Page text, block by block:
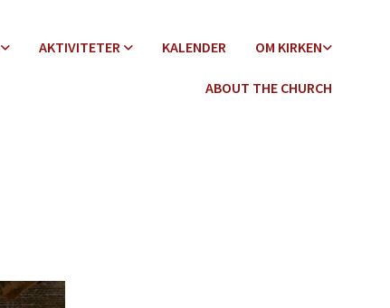
AKTIVITETER KALENDER OM KIRKEN
ABOUT THE CHURCH